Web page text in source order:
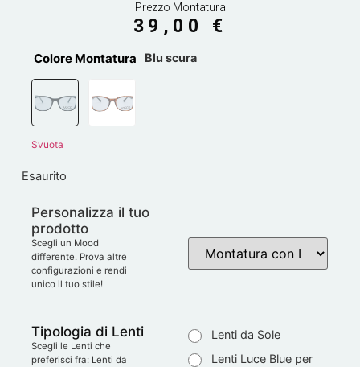
Prezzo Montatura
39,00 €
Colore Montatura Blu scura
Svuota
Esaurito
Personalizza il tuo
prodotto
Scegli un Mood
differente. Prova altre
configurazioni e rendi
unico il tuo stile!
Tipologia di Lenti
Scegli le Lenti che
preferisci fra: Lenti da
Lenti da Sole
Lenti Luce Blue per